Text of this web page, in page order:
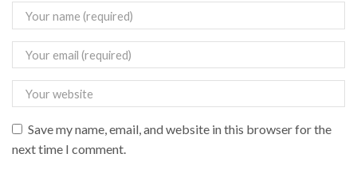
Save my name, email, and website in this browser for the
next time I comment.